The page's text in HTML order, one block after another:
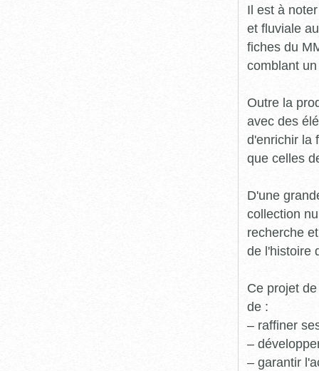
Il est à
et fluviale
fiches du
comblant
Outre la
avec des
d'enrichir la
que celles
D'une
collection
recherche
de l'histoire
Ce projet
de :
– raffiner
–
– garantir